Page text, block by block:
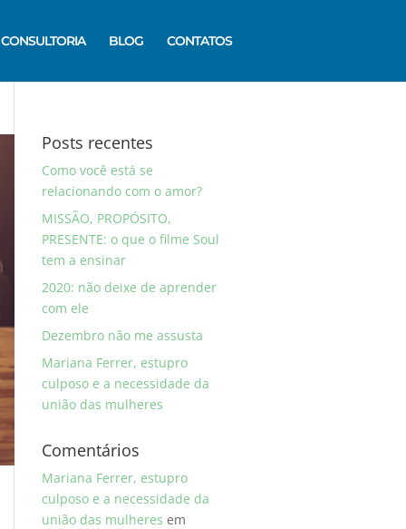
CONSULTORIA BLOG CONTATOS
Posts recentes
Como você está se
relacionando com o amor?
MISSÃO, PROPÓSITO,
PRESENTE: o que o filme Soul
tem a ensinar
2020: não deixe de aprender
com ele
Dezembro não me assusta
Mariana Ferrer, estupro
culposo e a necessidade da
união das mulheres
Comentários
Mariana Ferrer, estupro
culposo e a necessidade da
união das mulheres em